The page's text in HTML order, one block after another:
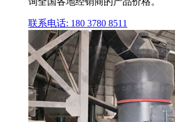
联系电话: 180 3780 8511